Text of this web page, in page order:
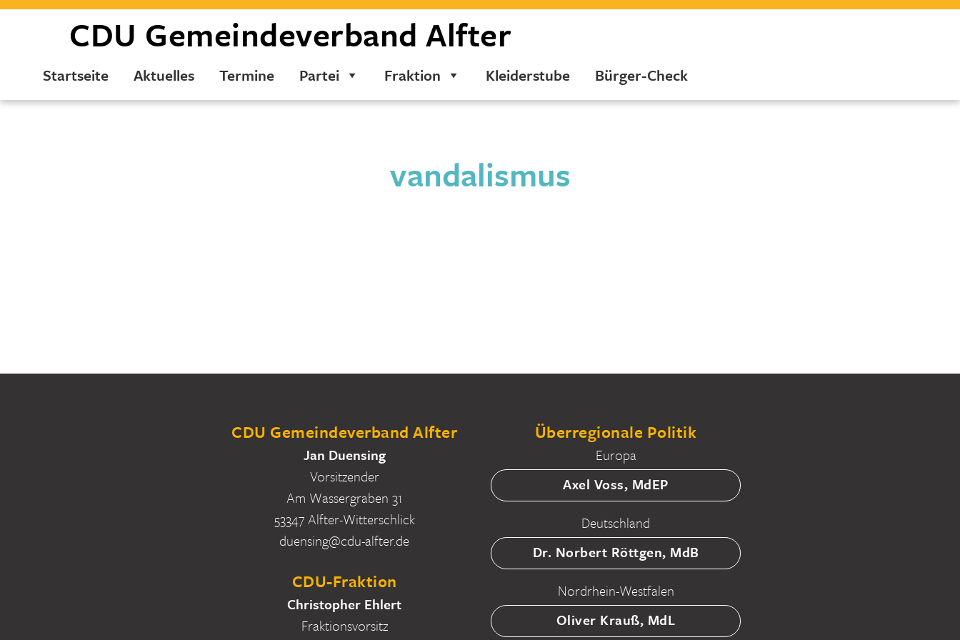
CDU Gemeindeverband Alfter
Startseite Aktuelles Termine Partei Fraktion Kleiderstube Bürger-Check
vandalismus
CDU Gemeindeverband Alfter
Jan Duensing
Vorsitzender
Am Wassergraben 31
53347 Alfter-Witterschlick
duensing@cdu-alfter.de
CDU-Fraktion
Christopher Ehlert
Fraktionsvorsitz
Überregionale Politik
Europa
Axel Voss, MdEP
Deutschland
Dr. Norbert Röttgen, MdB
Nordrhein-Westfalen
Oliver Krauß, MdL